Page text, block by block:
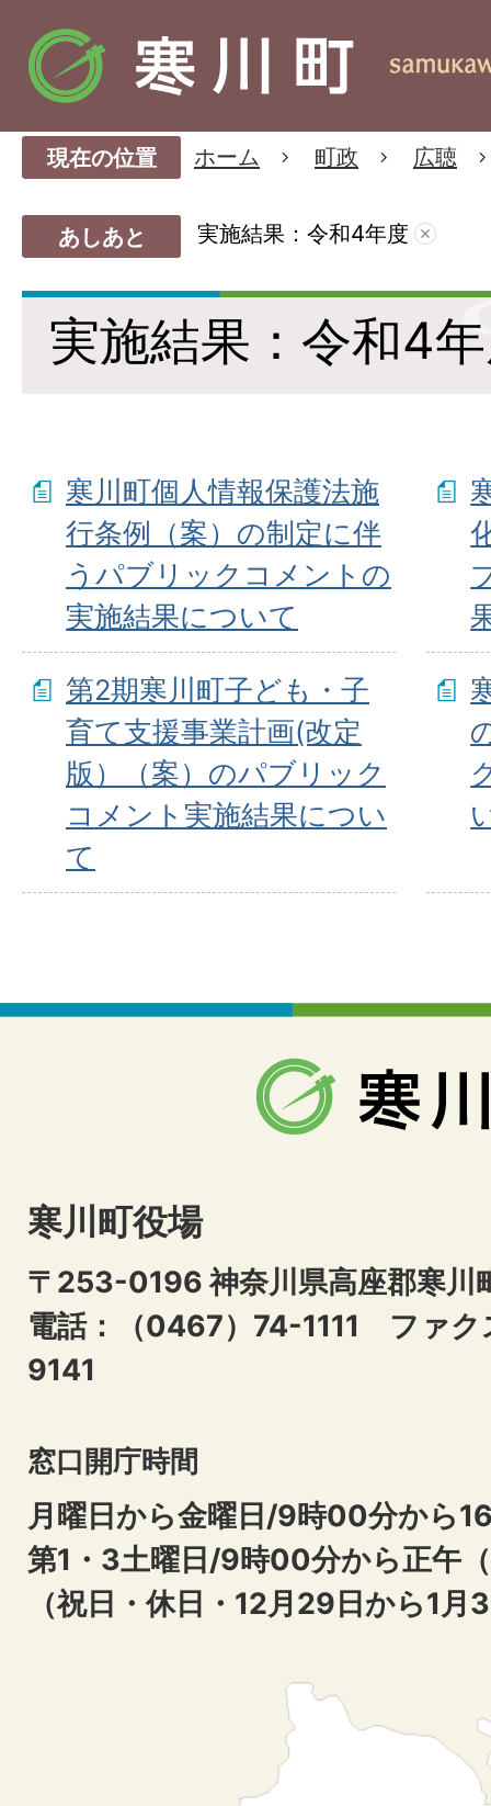
現在の位置 ホーム 町政 広聴
あしあと 実施結果：令和4年度
実施結果：令和4
寒川町個人情報保護法施
行条例（案）の制定に伴
うパブリックコメントの
実施結果について
第2期寒川町子ども・子
育て支援事業計画(改定
版）（案）のパブリック
コメント実施結果につい
て
寒川町役場
〒253-0196 神奈川県高座郡寒川
電話：（0467）74-1111 ファ
9141
窓口開庁時間
月曜日から金曜日/9時00分から
第1・3土曜日/9時00分から正午
（祝日・休日・12月29日から1月